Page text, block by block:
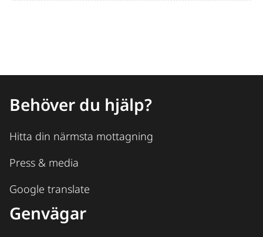
Behöver du hjälp?
Hitta din närmsta mottagning
Press & media
Google translate
Genvägar